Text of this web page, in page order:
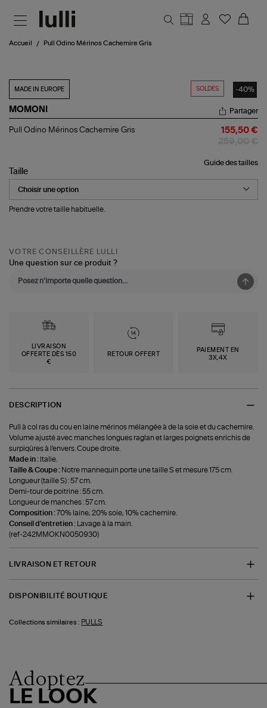
Accueil Pull Odino Mérinos Cachemire Gris
SOLDES -40%
MADE IN EUROPE
MOMONI
Pull
Gris
Partager
Pull Odino Mérinos Cachemire Gris 155,50 €
Guide des tailles
Taille
Prendre votre taille habituelle.
VOTRE CONSEILLÈRE LULLI
Une question sur ce produit ?
LIVRAISON
OFFERTE DÈS 150
€
RETOUR OFFERT
PAIEMENT EN
3X,4X
DESCRIPTION
Pull à col ras du cou en laine mérinos mélangée à de la soie et du cachemire.
Volume ajusté avec manches longues raglan et larges poignets enrichis de
surpiqûres à l'envers. Coupe droite.
Made in : Italie.
Taille & Coupe : Notre mannequin porte une taille S et mesure 175 cm.
Longueur (taille S) : 57 cm.
Demi-tour de poitrine : 55 cm.
Longueur de manches : 57 cm.
Composition :70% laine, 20% soie, 10% cachemire.
Conseil d'entretien :
Lavage à la main.
(ref-242MMOKN0050930)
LIVRAISON ET RETOUR
DISPONIBILITÉ BOUTIQUE
Collections similaires : PULLS
Adoptez
LE LOOK